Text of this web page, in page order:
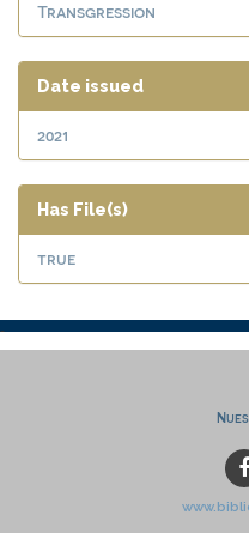
Transgression
Date issued
2021
Has File(s)
true